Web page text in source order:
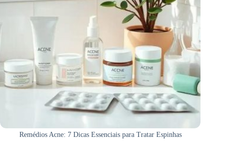
Remédios Acne: 7 Dicas Essenciais para Tratar Espinhas